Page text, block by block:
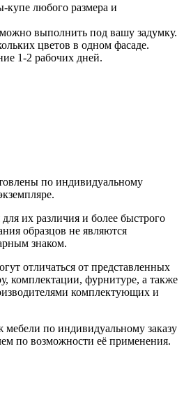
купе любого размера и
выполнить под вашу задумку.
цветов в одном фасаде.
1-2 рабочих дней.
по индивидуальному
их различия и более быстрого
образцов не являются
знаком.
отличаться от представленных
комплектации, фурнитуре, а также
комплектующих и
по индивидуальному заказу
по возможности её применения.